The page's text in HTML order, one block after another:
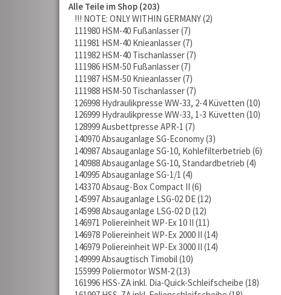
Alle Teile im Shop 203
!!! NOTE: ONLY WITHIN GERMANY 2
111980 HSM-40 Fußanlasser 7
111981 HSM-40 Knieanlasser 7
111982 HSM-40 Tischanlasser 7
111986 HSM-50 Fußanlasser 7
111987 HSM-50 Knieanlasser 7
111988 HSM-50 Tischanlasser 7
126998 Hydraulikpresse WW-33, 2-4 Küvetten 10
126999 Hydraulikpresse WW-33, 1-3 Küvetten 10
128999 Ausbettpresse APR-1 7
140970 Absauganlage SG-Economy 3
140987 Absauganlage SG-10, Kohlefilterbetrieb 6
140988 Absauganlage SG-10, Standardbetrieb 4
140995 Absauganlage SG-1/1 4
143370 Absaug-Box Compact II 6
145997 Absauganlage LSG-02 DE 12
145998 Absauganlage LSG-02 D 12
146971 Poliereinheit WP-Ex 10 II 11
146978 Poliereinheit WP-Ex 2000 II 14
146979 Poliereinheit WP-Ex 3000 II 14
149999 Absaugtisch Timobil 10
155999 Poliermotor WSM-2 13
161996 HSS-ZA inkl. Dia-Quick-Schleifscheibe 18